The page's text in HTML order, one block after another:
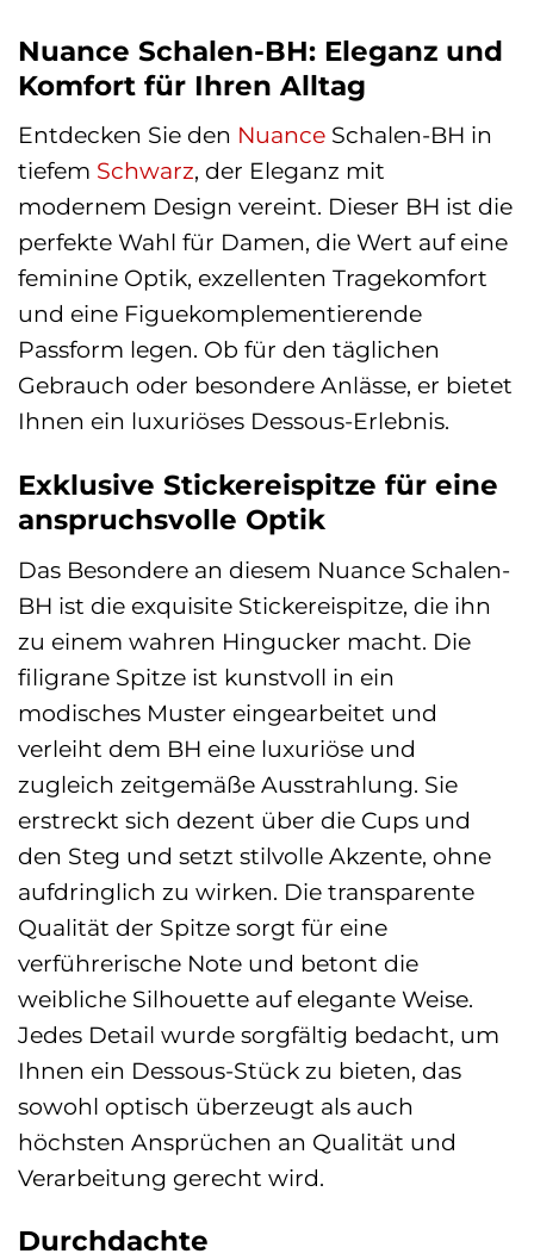
Nuance Schalen-BH: Eleganz und
Komfort für Ihren Alltag
Entdecken Sie den Nuance Schalen-BH in
tiefem Schwarz, der Eleganz mit
modernem Design vereint. Dieser BH ist die
perfekte Wahl für Damen, die Wert auf eine
feminine Optik, exzellenten Tragekomfort
und eine Figuekomplementierende
Passform legen. Ob für den täglichen
Gebrauch oder besondere Anlässe, er bietet
Ihnen ein luxuriöses Dessous-Erlebnis.
Exklusive Stickereispitze für eine
anspruchsvolle Optik
Das Besondere an diesem Nuance Schalen-
BH ist die exquisite Stickereispitze, die ihn
zu einem wahren Hingucker macht. Die
filigrane Spitze ist kunstvoll in ein
modisches Muster eingearbeitet und
verleiht dem BH eine luxuriöse und
zugleich zeitgemäße Ausstrahlung. Sie
erstreckt sich dezent über die Cups und
den Steg und setzt stilvolle Akzente, ohne
aufdringlich zu wirken. Die transparente
Qualität der Spitze sorgt für eine
verführerische Note und betont die
weibliche Silhouette auf elegante Weise.
Jedes Detail wurde sorgfältig bedacht, um
Ihnen ein Dessous-Stück zu bieten, das
sowohl optisch überzeugt als auch
höchsten Ansprüchen an Qualität und
Verarbeitung gerecht wird.
Durchdachte